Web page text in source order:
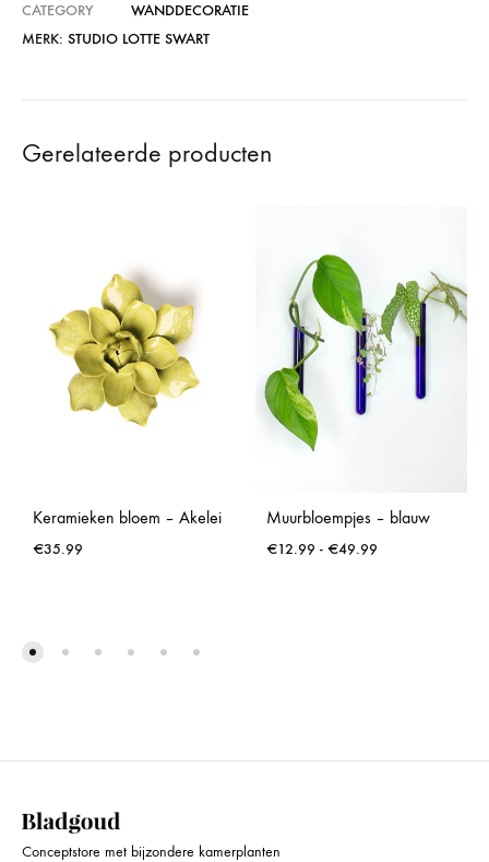
CATEGORY
WANDDECORATIE
MERK: STUDIO LOTTE SWART
Gerelateerde producten
Keramieken bloem – Akelei
€35.99
Muurbloempjes – blauw
€12.99 - €49.99
Conceptstore met bijzondere kamerplanten